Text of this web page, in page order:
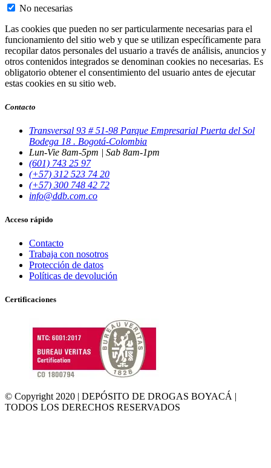
No necesarias
Las cookies que pueden no ser particularmente necesarias para el
funcionamiento del sitio web y que se utilizan específicamente para
recopilar datos personales del usuario a través de análisis, anuncios y
otros contenidos integrados se denominan cookies no necesarias. Es
obligatorio obtener el consentimiento del usuario antes de ejecutar
estas cookies en su sitio web.
Contacto
Transversal 93 # 51-98 Parque Empresarial Puerta del Sol
Bodega 18 . Bogotá-Colombia
Lun-Vie 8am-5pm | Sab 8am-1pm
(601) 743 25 97
(+57) 312 523 74 20
(+57) 300 748 42 72
info@ddb.com.co
Acceso rápido
Contacto
Trabaja con nosotros
Protección de datos
Políticas de devolución
Certificaciones
© Copyright 2020 | DEPÓSITO DE DROGAS BOYACÁ |
TODOS LOS DERECHOS RESERVADOS